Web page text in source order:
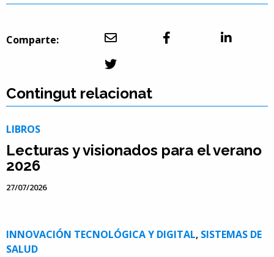
Comparte:
Contingut relacionat
LIBROS
Lecturas y visionados para el verano
2026
27/07/2026
INNOVACIÓN TECNOLÓGICA Y DIGITAL, SISTEMAS DE
SALUD